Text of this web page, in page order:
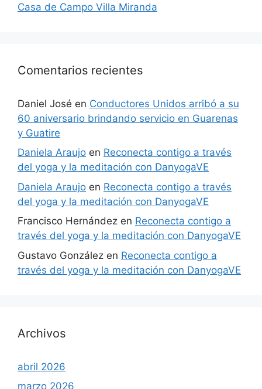
Casa de Campo Villa Miranda
Comentarios recientes
Daniel José en Conductores Unidos arribó a su
60 aniversario brindando servicio en Guarenas
y Guatire
Daniela Araujo en Reconecta contigo a través
del yoga y la meditación con DanyogaVE
Daniela Araujo en Reconecta contigo a través
del yoga y la meditación con DanyogaVE
Francisco Hernández en Reconecta contigo a
través del yoga y la meditación con DanyogaVE
Gustavo González en Reconecta contigo a
través del yoga y la meditación con DanyogaVE
Archivos
abril 2026
marzo 2026